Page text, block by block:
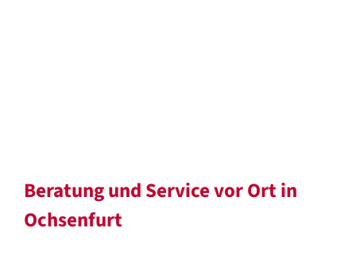
Beratung und Service vor Ort in
Ochsenfurt